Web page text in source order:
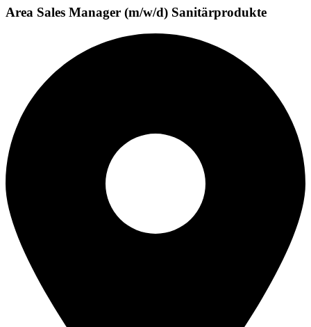
Area Sales Manager (m/w/d) Sanitärprodukte